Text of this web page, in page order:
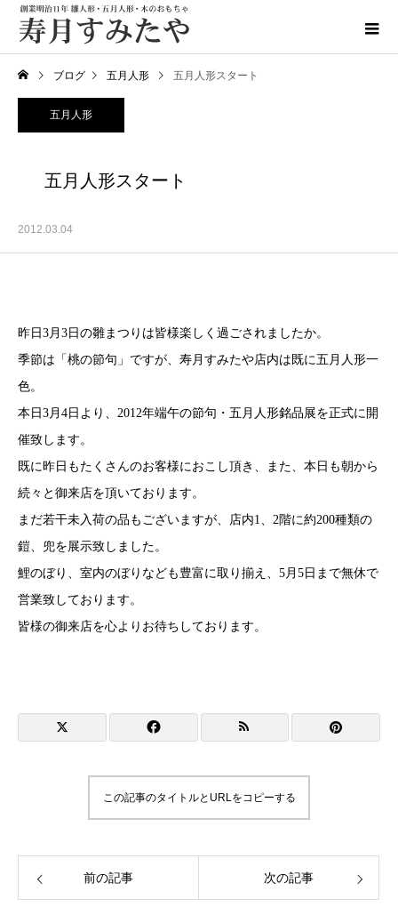
ブログ 五月人形 五月人形スタート
五月人形
五月人形スタート
2012.03.04
昨日3月3日の雛まつりは皆様楽しく過ごされましたか。
季節は「桃の節句」ですが、寿月すみたや店内は既に五月人形一
色。
本日3月4日より、2012年端午の節句・五月人形銘品展を正式に開
催致します。
既に昨日もたくさんのお客様におこし頂き、また、本日も朝から
続々と御来店を頂いております。
まだ若干未入荷の品もございますが、店内1、2階に約200種類の
鎧、兜を展示致しました。
鯉のぼり、室内のぼりなども豊富に取り揃え、5月5日まで無休で
営業致しております。
皆様の御来店を心よりお待ちしております。
この記事のタイトルとURLをコピーする
前の記事 次の記事